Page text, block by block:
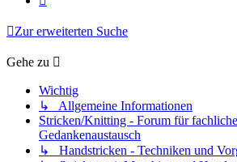
Zur erweiterten Suche
Gehe zu
Wichtig
↳ Allgemeine Informationen
Stricken/Knitting - Forum für
Gedankenaustausch
↳ Handstricken - Techniken und